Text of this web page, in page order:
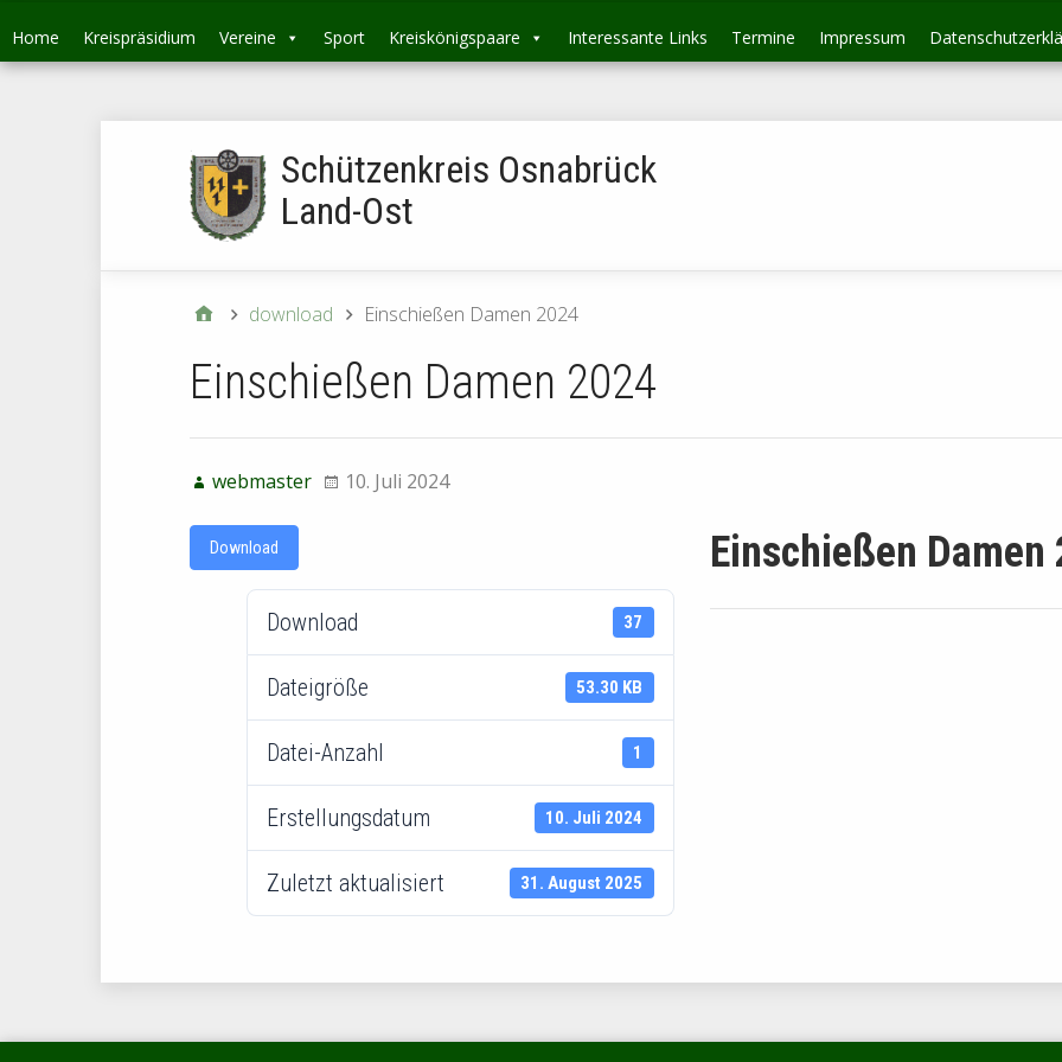
Home Kreispräsidium Vereine Sport Kreiskönigspaare Interessante Links Termine Impressum
Schützenkreis Osnabrück
Land-Ost
download Einschießen Damen 2024
Einschießen Damen 2024
webmaster 10. Juli 2024
Download
Download 37
Dateigröße 53.30 KB
Datei-Anzahl 1
Erstellungsdatum 10. Juli 2024
Zuletzt aktualisiert 31. August 2025
Einschießen Damen